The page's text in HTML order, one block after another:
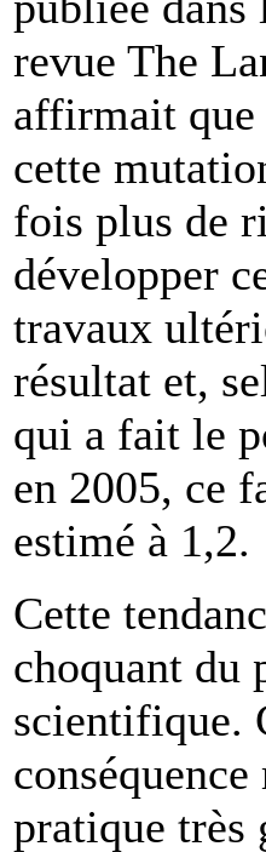
revue The
affirmait que
cette
fois plus de
développer
travaux
résultat et,
qui a fait le
en 2005, ce
estimé à 1,2.
Cette
choquant du
scientifique.
pratique très